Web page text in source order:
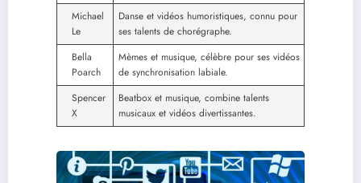
Michael
Le
Danse et vidéos humoristiques, connu pour
ses talents de chorégraphe.
Bella
Poarch
Mèmes et musique, célèbre pour ses vidéos
de synchronisation labiale.
Spencer
X
Beatbox et musique, combine talents
musicaux et vidéos divertissantes.